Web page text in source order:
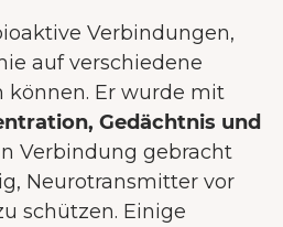
Verbindungen,
auf verschiedene
können. Er wurde mit
Gedächtnis und
Verbindung gebracht
Neurotransmitter vor
schützen. Einige